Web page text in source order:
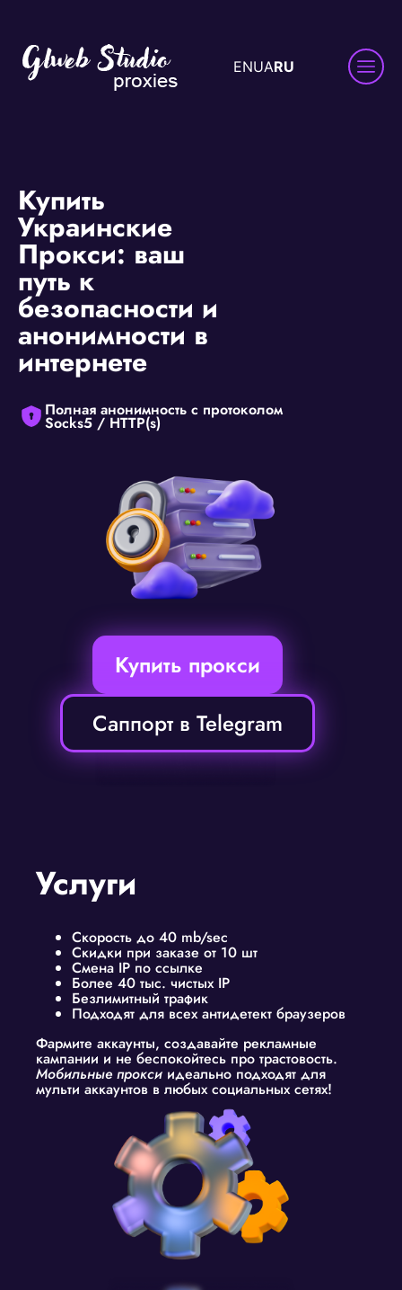
ENUARU
Купить
Украинские
Прокси: ваш
путь к
безопасности и
анонимности в
интернете
Полная анонимность с протоколом
Socks5 / HTTP(s)
Купить прокси
Саппорт в Telegram
Услуги
Скорость до 40 mb/sec
Скидки при заказе от 10 шт
Смена IP по ссылке
Более 40 тыс. чистых IP
Безлимитный трафик
Подходят для всех антидетект браузеров
Фармите аккаунты, создавайте рекламные
кампании и не беспокойтесь про трастовость.
Мобильные прокси идеально подходят для
мульти аккаунтов в любых социальных сетях!